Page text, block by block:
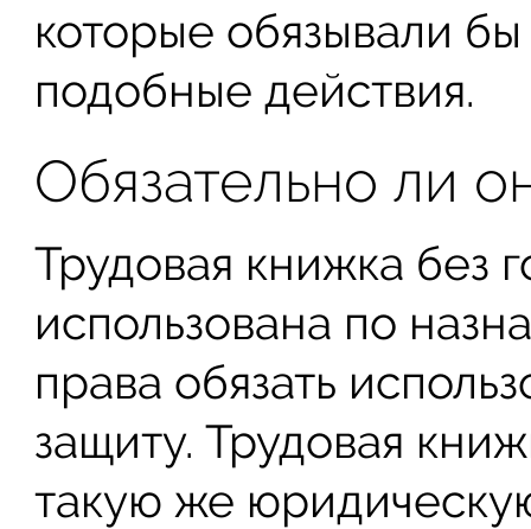
которые обязывали
подобные действия.
Обязательно ли
Трудовая книжка без
использована по
права обязать
защиту. Трудовая
такую же